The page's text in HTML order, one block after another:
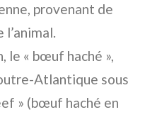
provenant de
le « bœuf haché »,
Atlantique sous
» (bœuf haché en